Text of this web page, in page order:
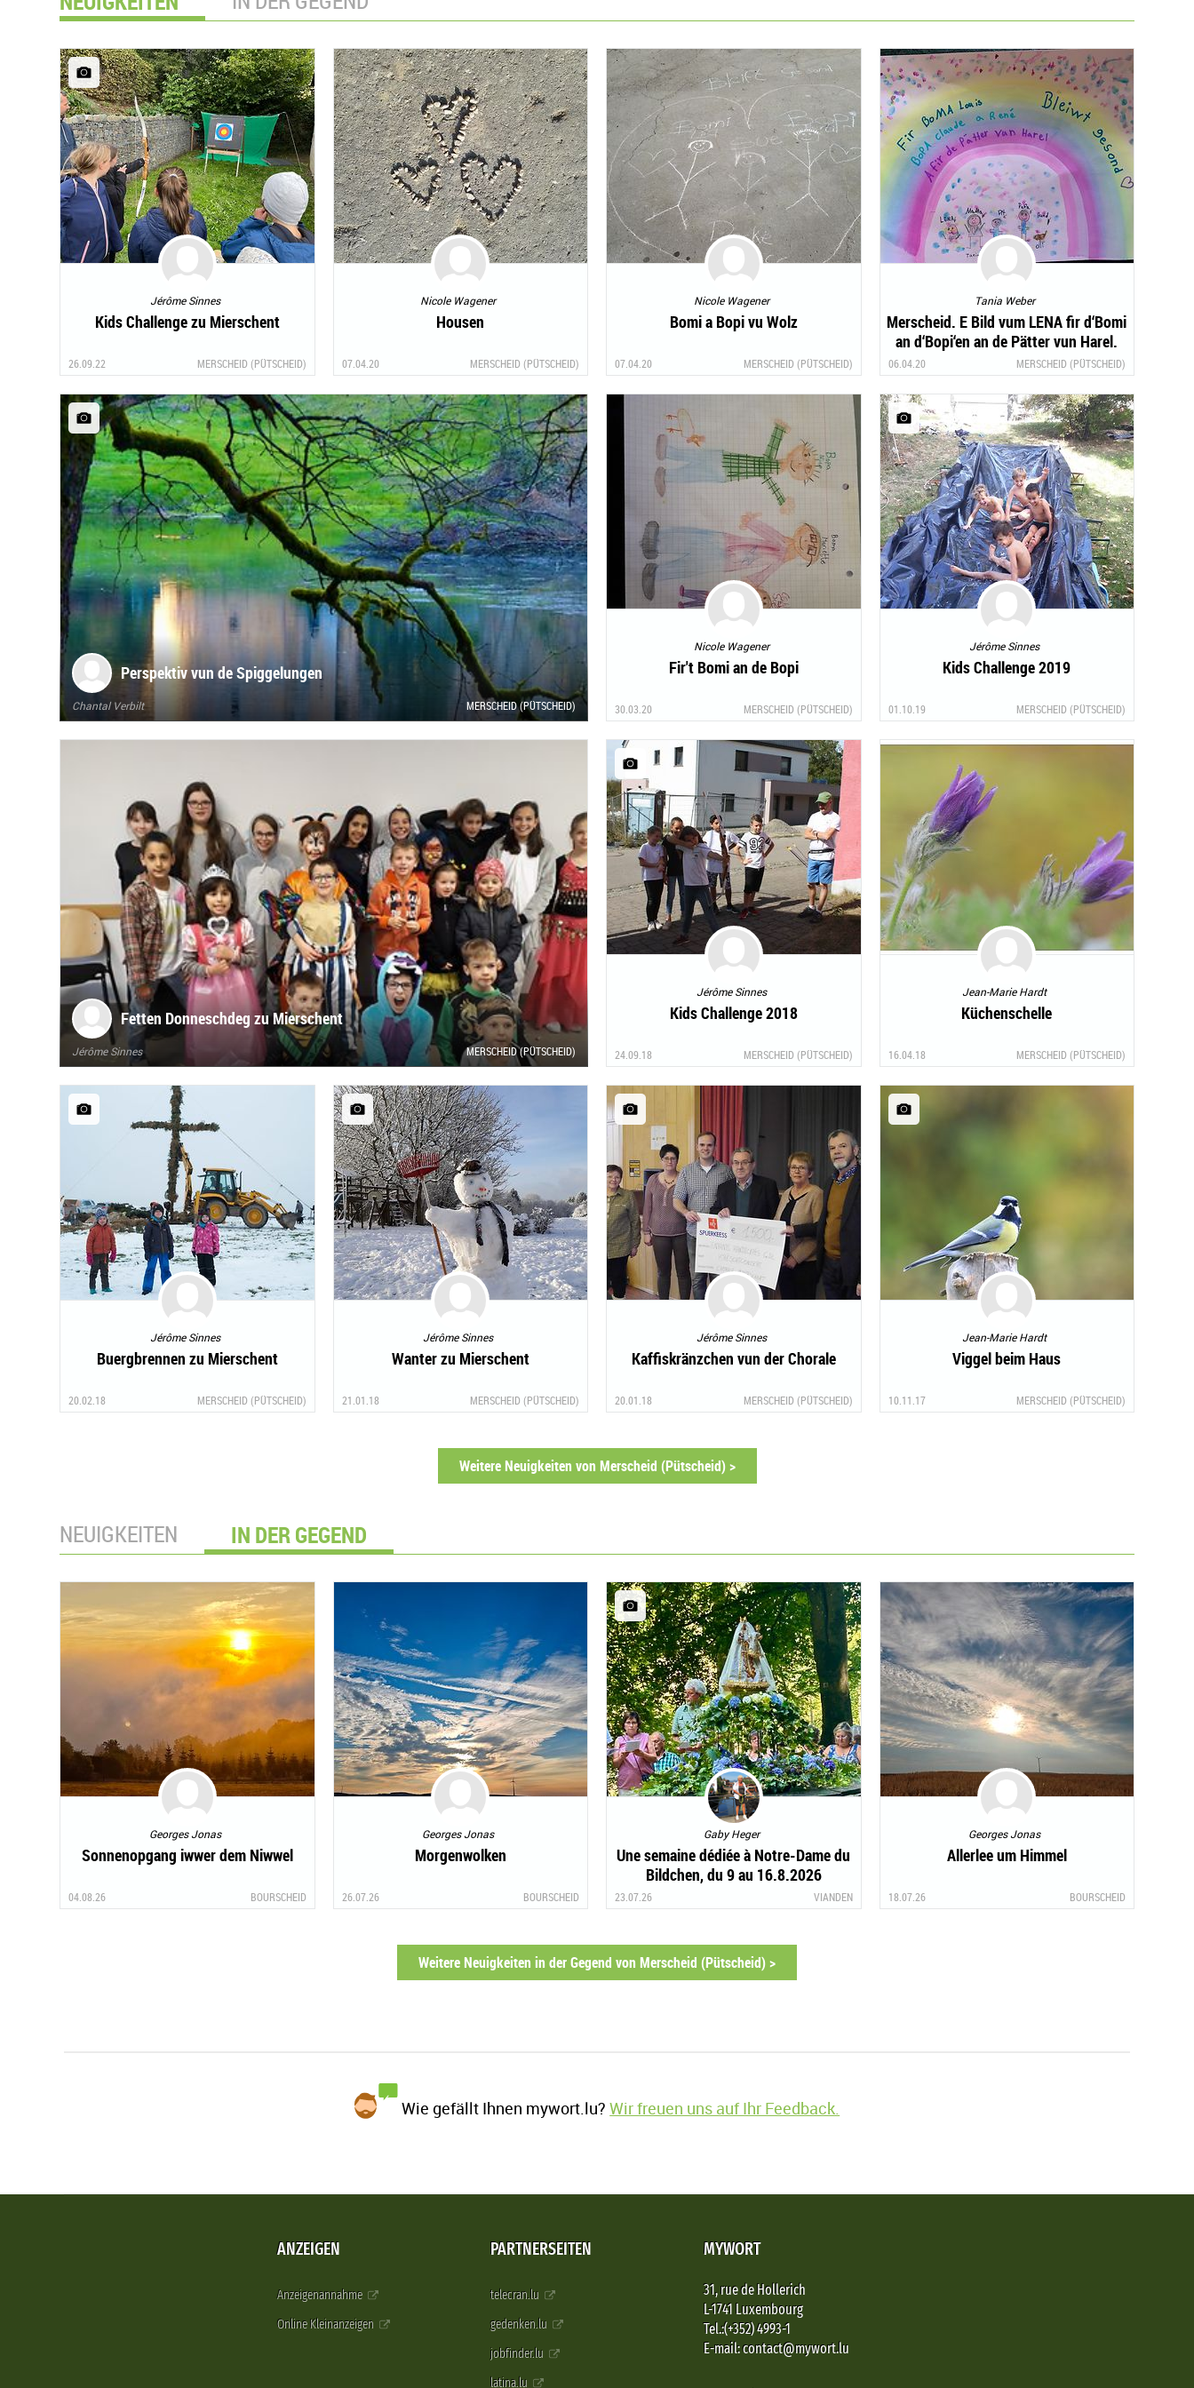
Jérôme Sinnes
Kids Challenge zu Mierschent
26.09.22 MERSCHEID (PÜTSCHEID)
Nicole Wagener
Housen
07.04.20 MERSCHEID (PÜTSCHEID)
Nicole Wagener
Bomi a Bopi vu Wolz
07.04.20 MERSCHEID (PÜTSCHEID)
Tania Weber
Merscheid. E Bild vum LENA fir d‘Bomi
an d‘Bopi‘en an de Pätter vun Harel.
06.04.20 MERSCHEID (PÜTSCHEID)
Perspektiv vun de Spiggelungen
Chantal Verbilt MERSCHEID (PÜTSCHEID)
Nicole Wagener
Fir't Bomi an de Bopi
30.03.20 MERSCHEID (PÜTSCHEID)
Jérôme Sinnes
Kids Challenge 2019
01.10.19 MERSCHEID (PÜTSCHEID)
Fetten Donneschdeg zu Mierschent
Jérôme Sinnes MERSCHEID (PÜTSCHEID)
Jérôme Sinnes
Kids Challenge 2018
24.09.18 MERSCHEID (PÜTSCHEID)
Jean-Marie Hardt
Küchenschelle
16.04.18 MERSCHEID (PÜTSCHEID)
Jérôme Sinnes
Buergbrennen zu Mierschent
20.02.18 MERSCHEID (PÜTSCHEID)
Jérôme Sinnes
Wanter zu Mierschent
21.01.18 MERSCHEID (PÜTSCHEID)
Jérôme Sinnes
Kaffiskränzchen vun der Chorale
20.01.18 MERSCHEID (PÜTSCHEID)
Jean-Marie Hardt
Viggel beim Haus
10.11.17 MERSCHEID (PÜTSCHEID)
Weitere Neuigkeiten von Merscheid (Pütscheid) >
NEUIGKEITEN IN DER GEGEND
Georges Jonas
Sonnenopgang iwwer dem Niwwel
04.08.26 BOURSCHEID
Georges Jonas
Morgenwolken
26.07.26 BOURSCHEID
Gaby Heger
Une semaine dédiée à Notre-Dame du
Bildchen, du 9 au 16.8.2026
23.07.26 VIANDEN
Georges Jonas
Allerlee um Himmel
18.07.26 BOURSCHEID
Weitere Neuigkeiten in der Gegend von Merscheid (Pütscheid) >
Wie gefällt Ihnen mywort.lu?Wir freuen uns auf Ihr Feedback.
ANZEIGEN
Anzeigenannahme
Online Kleinanzeigen
PARTNERSEITEN
telecran.lu
gedenken.lu
jobfinder.lu
latina.lu
MYWORT
31, rue de Hollerich
L-1741 Luxembourg
Tel.:(+352) 4993-1
E-mail: contact@mywort.lu